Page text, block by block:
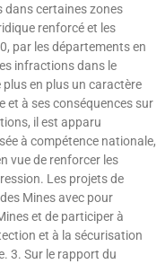
dans certaines zones
renforcé et les
par les départements en
infractions dans le
en plus un caractère
et à ses conséquences sur
il est apparu
à compétence nationale,
vue de renforcer les
Les projets de
Mines avec pour
et de participer à
et à la sécurisation
3. Sur le rapport du